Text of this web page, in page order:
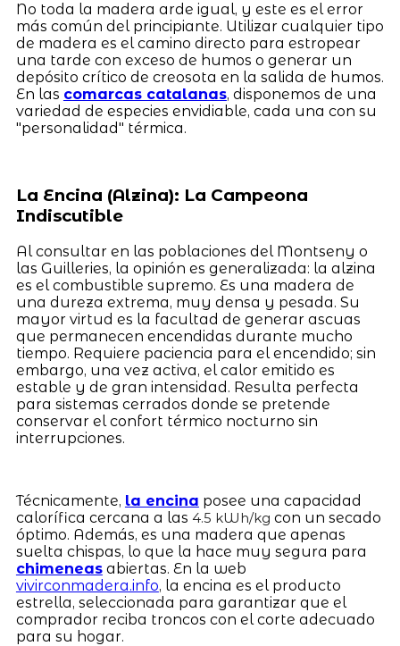
No toda la madera arde igual, y este es el error
más común del principiante. Utilizar cualquier tipo
de madera es el camino directo para estropear
una tarde con exceso de humos o generar un
depósito crítico de creosota en la salida de humos.
En las comarcas catalanas, disponemos de una
variedad de especies envidiable, cada una con su
"personalidad" térmica.
La Encina (Alzina): La Campeona
Indiscutible
Al consultar en las poblaciones del Montseny o
las Guilleries, la opinión es generalizada: la alzina
es el combustible supremo. Es una madera de
una dureza extrema, muy densa y pesada. Su
mayor virtud es la facultad de generar ascuas
que permanecen encendidas durante mucho
tiempo. Requiere paciencia para el encendido; sin
embargo, una vez activa, el calor emitido es
estable y de gran intensidad. Resulta perfecta
para sistemas cerrados donde se pretende
conservar el confort térmico nocturno sin
interrupciones.
Técnicamente, la encina posee una capacidad
calorífica cercana a las 4.5 kWh/kg con un secado
óptimo. Además, es una madera que apenas
suelta chispas, lo que la hace muy segura para
chimeneasabiertas. En la web
vivirconmadera.info, la encina es el producto
estrella, seleccionada para garantizar que el
comprador reciba troncos con el corte adecuado
para su hogar.